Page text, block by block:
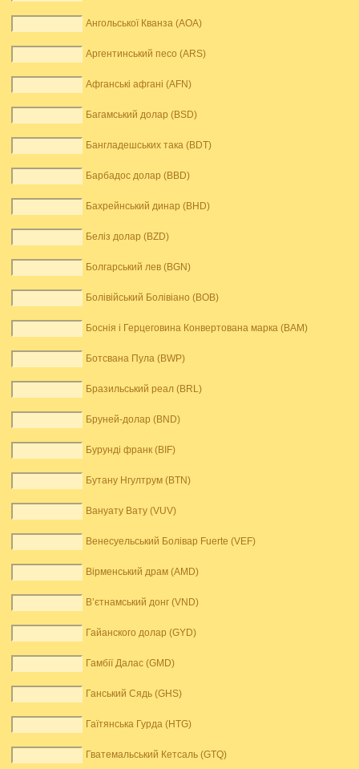
Ангольської Кванза (AOA)
Аргентинський песо (ARS)
Афганські афгані (AFN)
Багамський долар (BSD)
Бангладешських така (BDT)
Барбадос долар (BBD)
Бахрейнський динар (BHD)
Беліз долар (BZD)
Болгарський лев (BGN)
Болівійський Болівіано (BOB)
Боснія і Герцеговина Конвертована марка (BAM)
Ботсвана Пула (BWP)
Бразильський реал (BRL)
Бруней-долар (BND)
Бурунді франк (BIF)
Бутану Нгултрум (BTN)
Вануату Вату (VUV)
Венесуельський Болівар Fuerte (VEF)
Вірменський драм (AMD)
В’єтнамський донг (VND)
Гайанского долар (GYD)
Гамбії Далас (GMD)
Ганський Сядь (GHS)
Гаїтянська Гурда (HTG)
Гватемальський Кетсаль (GTQ)